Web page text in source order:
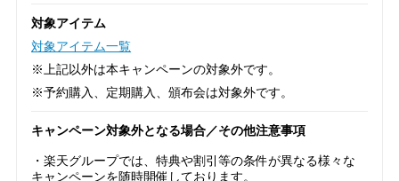
対象アイテム
対象アイテム一覧
※上記以外は本キャンペーンの対象外です。
※予約購入、定期購入、頒布会は対象外です。
キャンペーン対象外となる場合／その他注意事項
・楽天グループでは、特典や割引等の条件が異なる様々な
キャンペーンを随時開催しております。